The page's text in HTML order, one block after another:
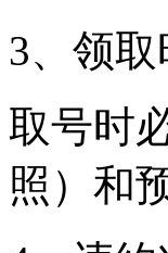
3、领
取号时
照）和